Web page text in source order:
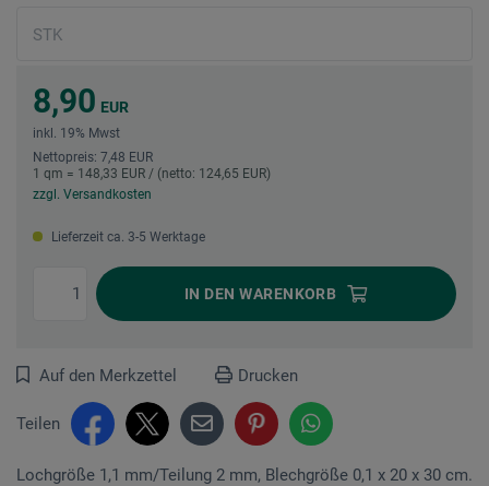
8,90 EUR
inkl. 19% Mwst
Nettopreis: 7,48 EUR
1 qm = 148,33 EUR / (netto: 124,65 EUR)
zzgl. Versandkosten
Lieferzeit ca. 3-5 Werktage
IN DEN WARENKORB
Auf den Merkzettel Drucken
Teilen
Lochgröße 1,1 mm/Teilung 2 mm, Blechgröße 0,1 x 20 x 30 cm.